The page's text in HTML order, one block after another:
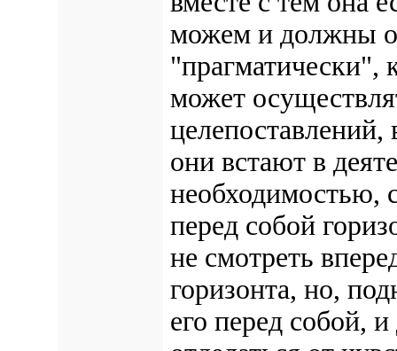
можем и должны
"прагматически",
может
целепоставлений,
они встают в
необходимостью,
перед собой
не смотреть
горизонта, но,
его перед собой,